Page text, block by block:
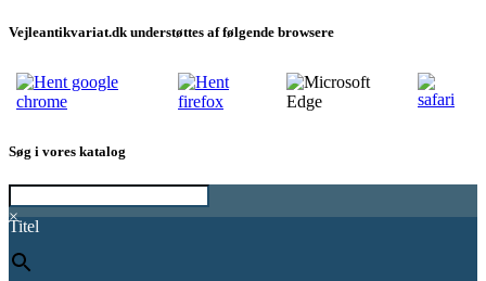
Vejleantikvariat.dk understøttes af følgende browsere
Søg i vores katalog
×
Titel